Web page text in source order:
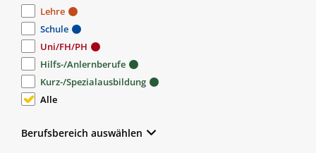
Lehre
Schule
Uni/FH/PH
Hilfs-/Anlernberufe
Kurz-/Spezialausbildung
Alle
Berufsbereich auswählen